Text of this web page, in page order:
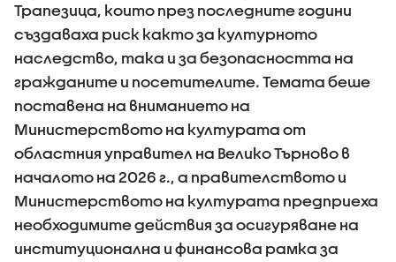
Трапезица, които през последните години
създаваха риск както за културното
наследство, така и за безопасността на
гражданите и посетителите. Темата беше
поставена на вниманието на
Министерството на културата от
областния управител на Велико Търново в
началото на 2026 г., а правителството и
Министерството на културата предприеха
необходимите действия за осигуряване на
институционална и финансова рамка за